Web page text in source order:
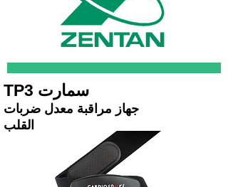
TP3 سمارت
جهاز مراقبة معدل ضربات
القلب